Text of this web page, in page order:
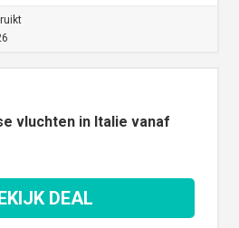
vluchten in Italie vanaf
DEAL